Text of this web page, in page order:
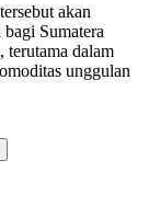
akan
Sumatera
terutama dalam
unggulan